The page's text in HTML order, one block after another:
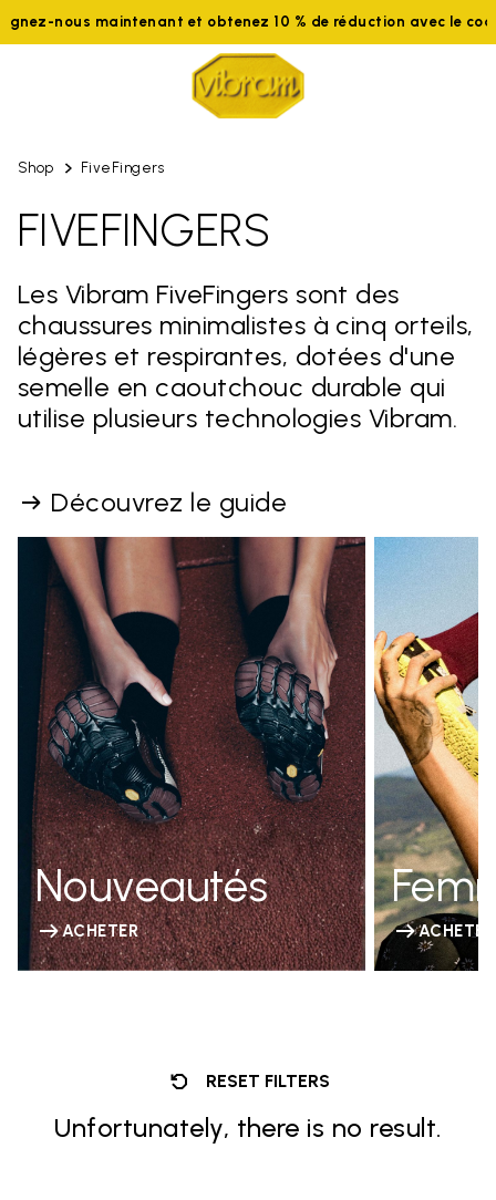
nous maintenant et obtenez 10 % de réduction avec le code
Shop FiveFingers
FIVEFINGERS
Les Vibram FiveFingers sont des
chaussures minimalistes à cinq orteils,
légères et respirantes, dotées d'une
semelle en caoutchouc durable qui
utilise plusieurs technologies Vibram.
Découvrez le guide
Nouveautés
ACHETER ACHETER
RESET FILTERS
Unfortunately, there is no result.